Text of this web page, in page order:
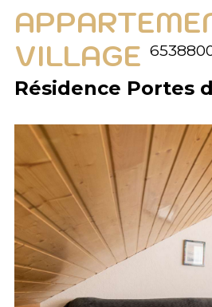
VILLAGE
Résidence Portes